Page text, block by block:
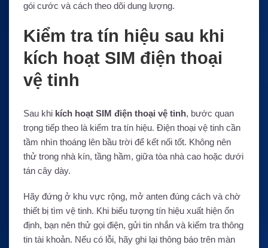
gói cước và cách theo dõi dung lượng.
Kiểm tra tín hiệu sau khi
kích hoạt SIM điện thoại
vệ tinh
Sau khi kích hoạt SIM điện thoại vệ tinh, bước quan
trọng tiếp theo là kiểm tra tín hiệu. Điện thoại vệ tinh cần
tầm nhìn thoáng lên bầu trời để kết nối tốt. Không nên
thử trong nhà kín, tầng hầm, giữa tòa nhà cao hoặc dưới
tán cây dày.
Hãy đứng ở khu vực rộng, mở anten đúng cách và chờ
thiết bị tìm vệ tinh. Khi biểu tượng tín hiệu xuất hiện ổn
định, bạn nên thử gọi điện, gửi tin nhắn và kiểm tra thông
tin tài khoản. Nếu có lỗi, hãy ghi lại thông báo trên màn